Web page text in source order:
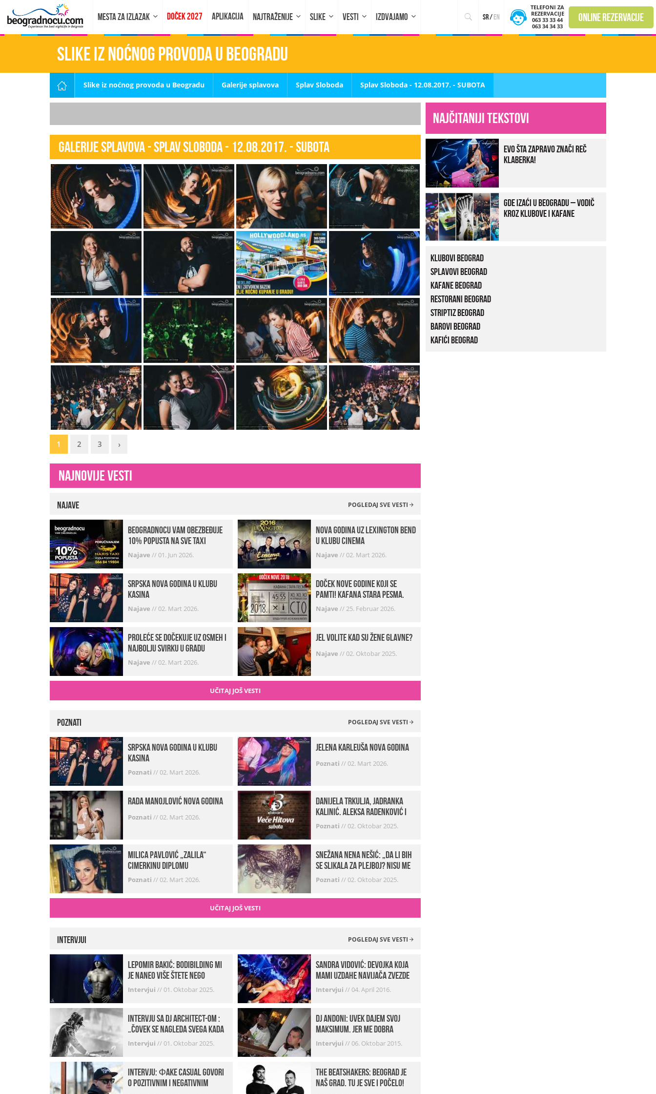
MESTA ZA IZLAZAK DOČEK 2027 APLIKACIJA NAJTRAŽENIJE SLIKE VESTI IZDVAJAMO sr/en
TELEFONI ZA
REZERVACIJE
063 33 33 44
063 34 34 33
online rezervacije
Slike iz noćnog provoda u Beogradu
Slike iz noćnog provoda u Beogradu Galerije splavova Splav Sloboda Splav Sloboda - 12.08.2017. - SUBOTA
Galerije splavova - Splav Sloboda - 12.08.2017. - SUBOTA
1 2 3 ›
Najnovije vesti
Najave POGLEDAJ SVE VESTI
beogradnocu vam obezbeđuje
10% popusta na sve taxi
vožnje
Najave //01. Jun 2026.
Srpska Nova godina u klubu
Kasina
Najave //02. Mart 2026.
Proleće se dočekuje uz osmeh i
najbolju svirku u gradu
Najave //02. Mart 2026.
Nova godina uz Lexington bend
u klubu Cinema
Najave //02. Mart 2026.
Doček Nove godine koji se
pamti! Kafana Stara pesma.
Najave //25. Februar 2026.
Jel volite kad su žene glavne?
Najave //02. Oktobar 2025.
UČITAJ JOŠ VESTI
Poznati POGLEDAJ SVE VESTI
Srpska Nova godina u klubu
Kasina
Poznati //02. Mart 2026.
Rada Manojlović Nova godina
Poznati //02. Mart 2026.
Milica Pavlović „zalila“
cimerkinu diplomu
Poznati //02. Mart 2026.
Jelena Karleuša Nova godina
Poznati //02. Mart 2026.
Danijela Trkulja, Jadranka
Kalinić, Aleksa Radenković i
Husa Beat Street u Kabareu 13
Poznati //02. Oktobar 2025.
Snežana Nena Nešić: „Da li bih
se slikala za Plejboj? Nisu me
zvali…“ (FOTO+VIDEO)
Poznati //02. Oktobar 2025.
UČITAJ JOŠ VESTI
Intervjui POGLEDAJ SVE VESTI
Lepomir Bakić: Bodibilding mi
je naneo više štete nego
koristi!
Intervjui //01. Oktobar 2025.
Intervju sa DJ Architect-om :
„Čovek se nagleda svega kada
je noćni život u pitanju. U
klubovima najmanje vidim
Intervjui //01. Oktobar 2025.
INTERVJU: Фake Casual govori
o pozitivnim i negativnim
Sandra Vidović: devojka koja
mami uzdahe navijača Zvezde
Intervjui //04. April 2016.
Dj Andoni: Uvek dajem svoj
maksimum, jer me dobra
muzika pokreće
Intervjui //06. Oktobar 2015.
The Beatshakers: Beograd je
naš grad, tu je sve i počelo!
Najčitaniji tekstovi
Evo šta zapravo znači reč
klaberka!
Gde izaći u Beogradu – vodič
kroz klubove i kafane
Klubovi Beograd
Splavovi Beograd
Kafane Beograd
Restorani Beograd
Striptiz Beograd
Barovi Beograd
Kafići Beograd